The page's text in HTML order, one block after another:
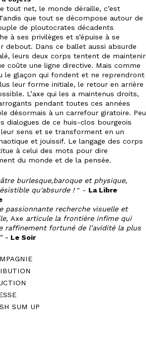
tout net, le monde déraille, c’est
que tout se décompose autour de
de ploutocrates décadents
à ses privilèges et s’épuise à se
debout. Dans ce ballet aussi absurde
leurs deux corps tentent de maintenir
coûte une ligne directive. Mais comme
le glaçon qui fondent et ne reprendront
leur forme initiale, le retour en arrière
L’axe qui les a maintenus droits,
pendant toutes ces années
désormais à un carrefour giratoire. Peu
dialogues de ce huis-clos bourgeois
sens et se transforment en un
et jouissif. Le langage des corps
à celui des mots pour dire
du monde et de la pensée.
burlesque,baroque et physique,
qu'absurde !" - La Libre
passionnante recherche visuelle et
Axe articule la frontière infime qui
raffinement fortuné de l’avidité la plus
- Le Soir
SUM UP